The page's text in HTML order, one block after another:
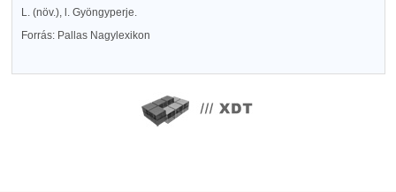
L. (növ.), l. Gyöngyperje.
Forrás: Pallas Nagylexikon